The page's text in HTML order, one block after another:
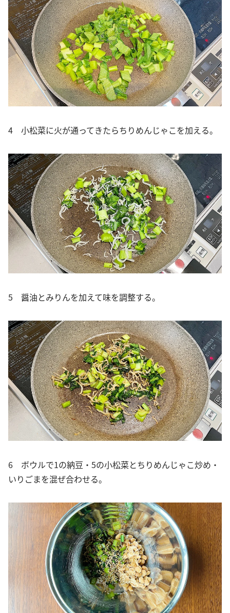
4 小松菜に火が通ってきたらちりめんじゃこを加える。
5 醤油とみりんを加えて味を調整する。
6 ボウルで1の納豆・5の小松菜とちりめんじゃこ炒め・
いりごまを混ぜ合わせる。